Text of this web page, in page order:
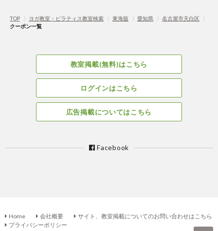
TOP 〉 ヨガ教室・ピラティス教室検索 〉 東海版 〉 愛知県 〉 名古屋市天白区
〉
クーポン一覧
教室掲載(無料)はこちら
ログインはこちら
広告掲載についてはこちら
Facebook
Home 会社概要
サイト、教室掲載についてのお問い合わせはこちら
プライバシーポリシー